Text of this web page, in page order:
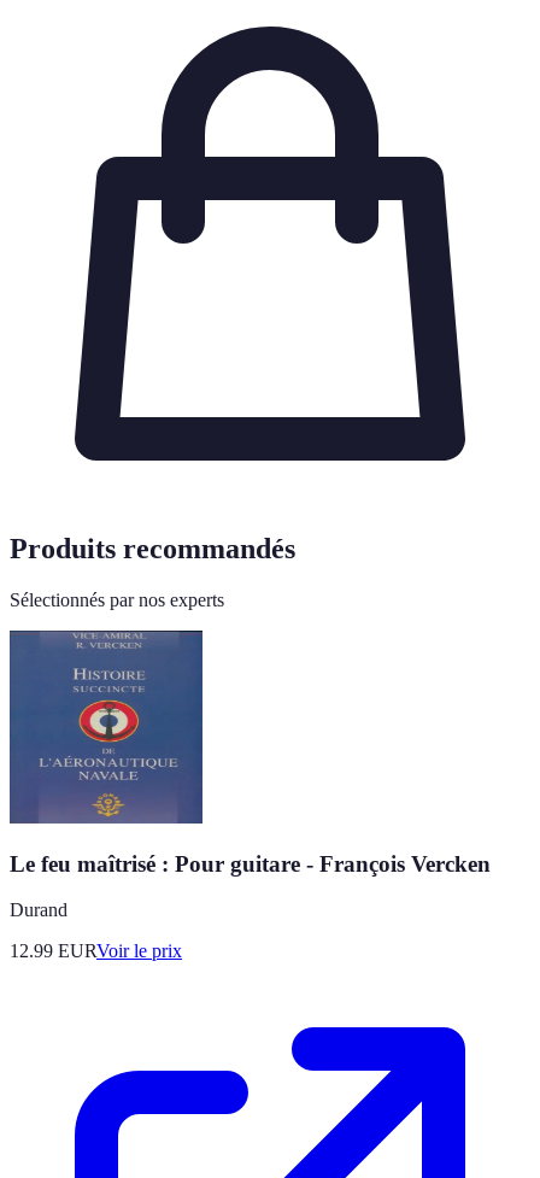
Produits recommandés
Sélectionnés par nos experts
Le feu maîtrisé : Pour guitare - François Vercken
Durand
12.99 EURVoir le prix